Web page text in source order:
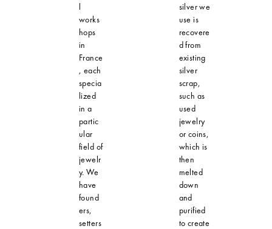
l
works
hops
in
France
, each
specia
lized
in a
partic
ular
field of
jewelr
y. We
have
found
ers,
setters
silver we
use is
recovere
d from
existing
silver
scrap,
such as
used
jewelry
or coins,
which is
then
melted
down
and
purified
to create